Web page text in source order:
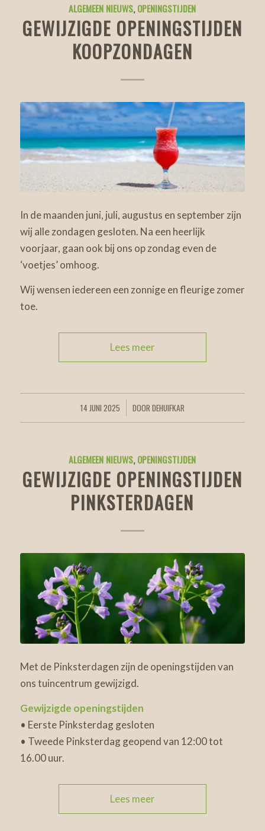
ALGEMEEN NIEUWS,OPENINGSTIJDEN
GEWIJZIGDE OPENINGSTIJDEN
KOOPZONDAGEN
In de maanden juni, juli, augustus en september zijn
wij alle zondagen gesloten. Na een heerlijk
voorjaar, gaan ook bij ons op zondag even de
‘voetjes’ omhoog.
Wij wensen iedereen een zonnige en fleurige zomer
toe.
Lees meer
14 JUNI 2025
/ DOORDEHUIFKAR
ALGEMEEN NIEUWS,OPENINGSTIJDEN
GEWIJZIGDE OPENINGSTIJDEN
PINKSTERDAGEN
Met de Pinksterdagen zijn de openingstijden van
ons tuincentrum gewijzigd.
Gewijzigde openingstijden
• Eerste Pinksterdag gesloten
• Tweede Pinksterdag geopend van 12:00 tot
16.00 uur.
Lees meer